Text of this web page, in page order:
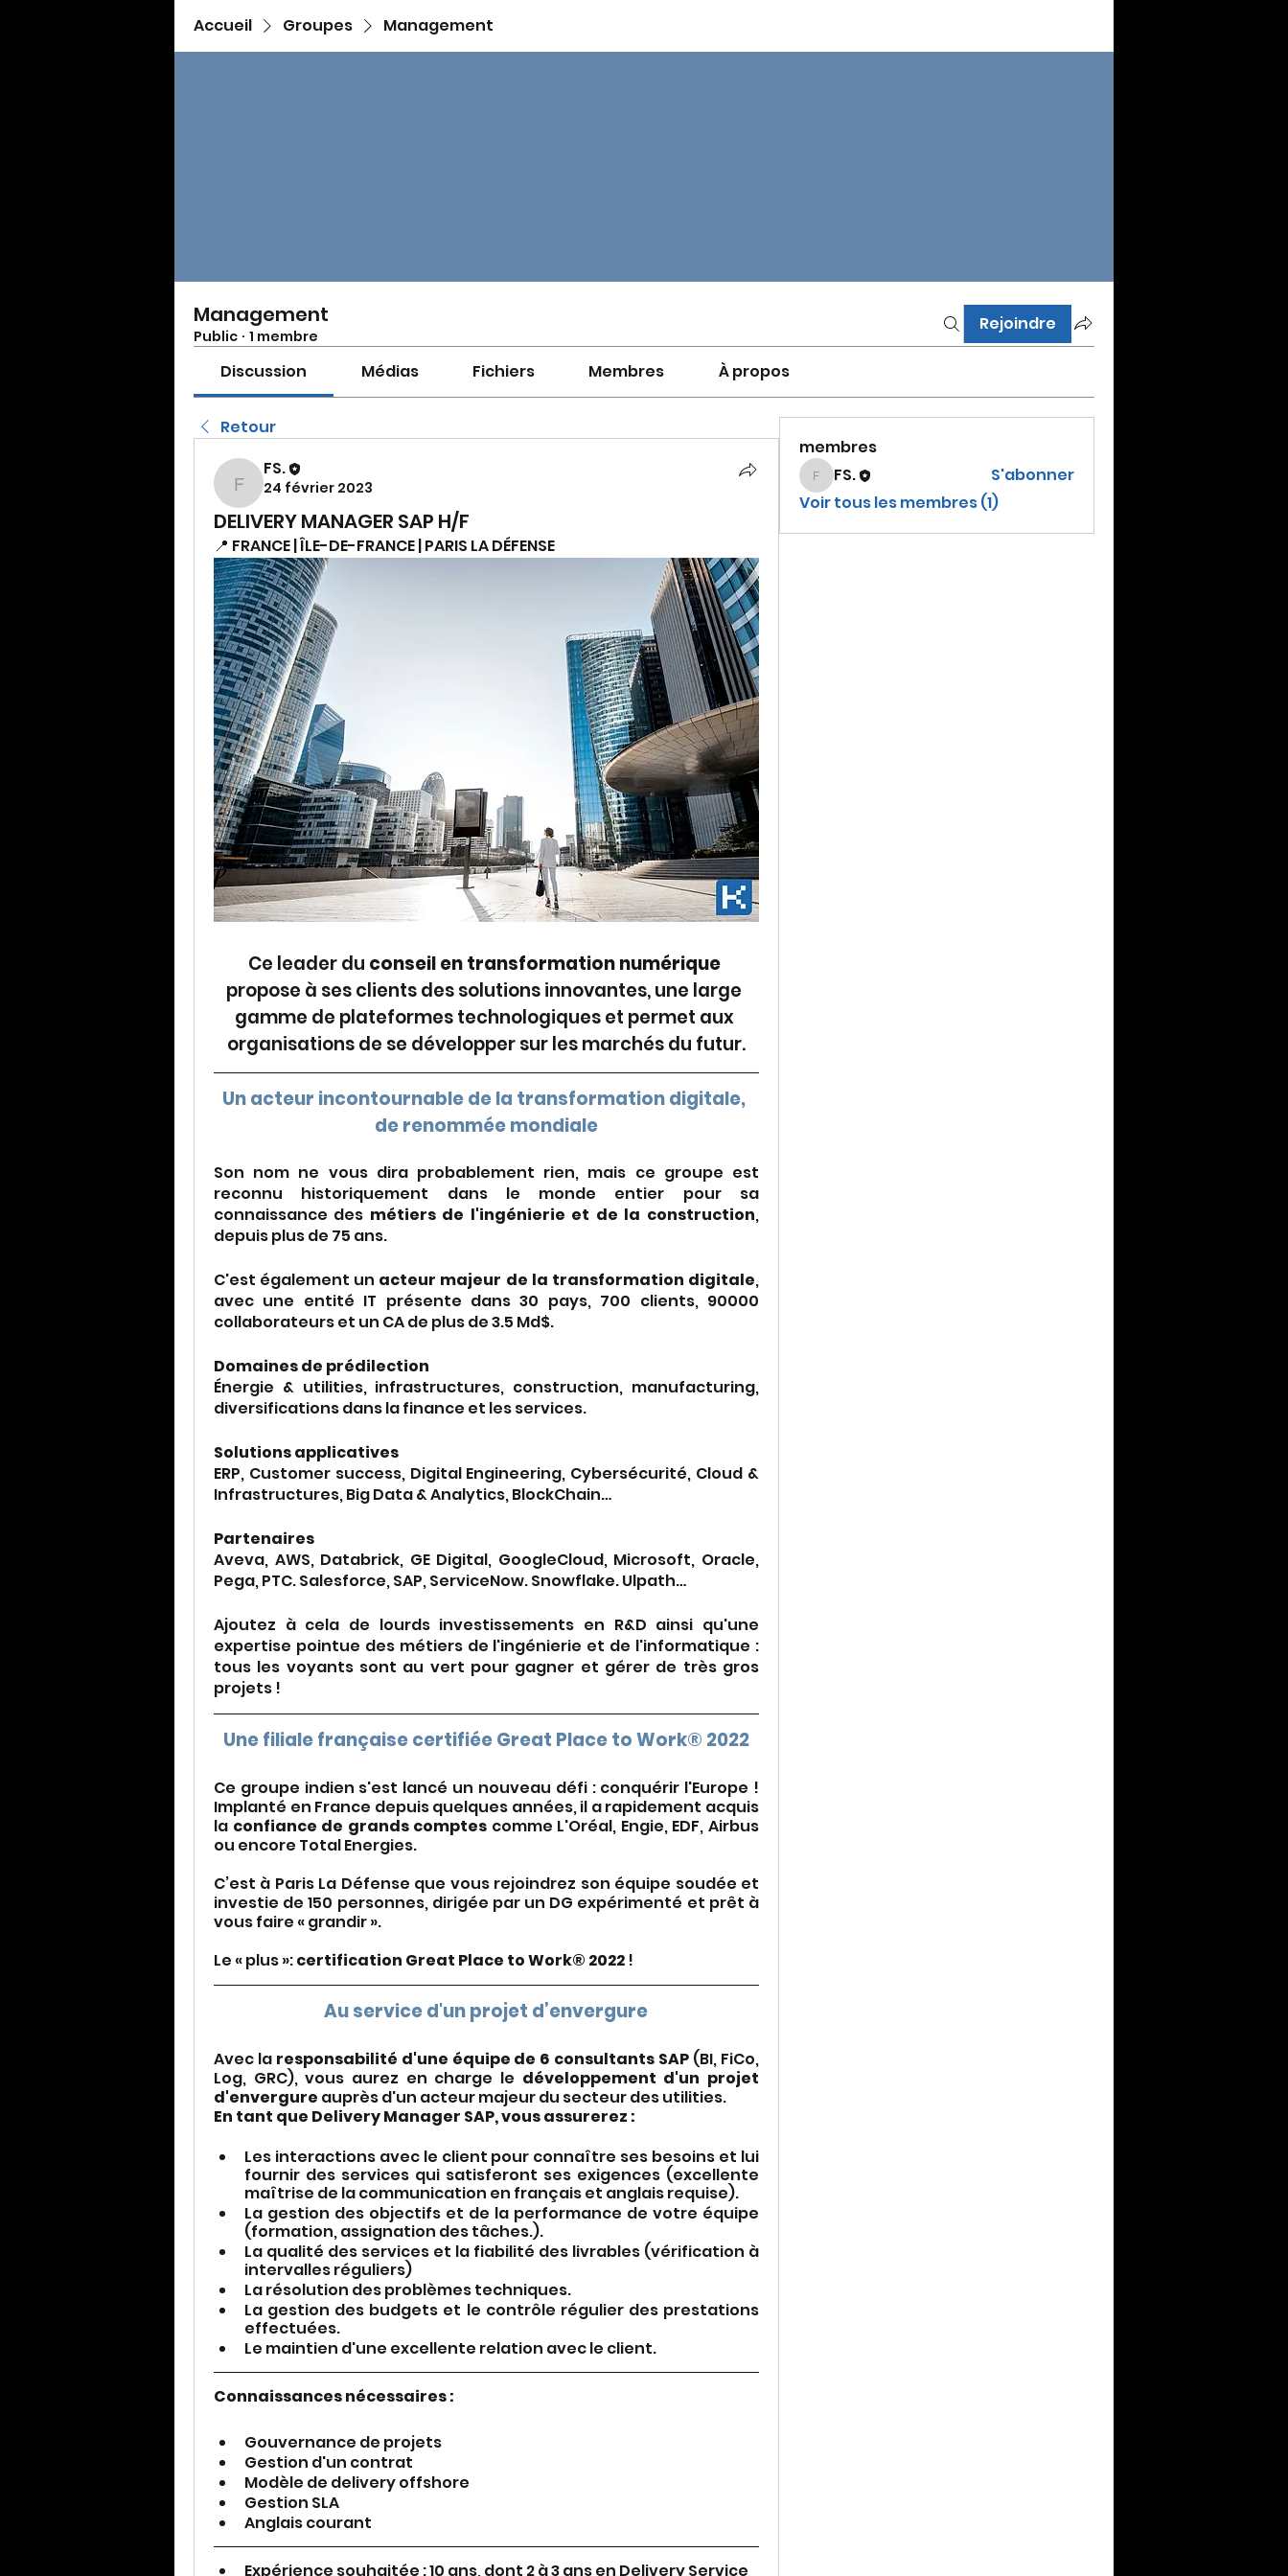
Accueil Groupes Management
Management
Public · 1 membre
Rejoindre
Discussion Médias Fichiers Membres À propos
Retour
FS.
FS.
24 février 2023
DELIVERY MANAGER SAP H/F
📍 FRANCE | ÎLE-DE-FRANCE | PARIS LA DÉFENSE
Ce leader du conseil en transformation numérique
propose à ses clients des solutions innovantes, une large
gamme de plateformes technologiques et permet aux
organisations de se développer sur les marchés du futur.
Un acteur incontournable de la transformation digitale,
de renommée mondiale
Son nom ne vous dira probablement rien, mais ce groupe est
reconnu historiquement dans le monde entier pour sa
connaissance des métiers de l'ingénierie et de la construction,
depuis plus de 75 ans.
C'est également un acteur majeur de la transformation digitale,
avec une entité IT présente dans 30 pays, 700 clients, 90000
collaborateurs et un CA de plus de 3.5 Md$.
Domaines de prédilection
Énergie & utilities, infrastructures, construction, manufacturing,
diversifications dans la finance et les services.
Solutions applicatives
ERP, Customer success, Digital Engineering, Cybersécurité, Cloud &
Infrastructures, Big Data & Analytics, BlockChain…
Partenaires
Aveva, AWS, Databrick, GE Digital, GoogleCloud, Microsoft, Oracle,
Pega, PTC. Salesforce, SAP, ServiceNow. Snowflake. Ulpath…
Ajoutez à cela de lourds investissements en R&D ainsi qu'une
expertise pointue des métiers de l'ingénierie et de l'informatique :
tous les voyants sont au vert pour gagner et gérer de très gros
projets !
Une filiale française certifiée Great Place to Work® 2022
Ce groupe indien s'est lancé un nouveau défi : conquérir l'Europe !
Implanté en France depuis quelques années, il a rapidement acquis
la confiance de grands comptes comme L'Oréal, Engie, EDF, Airbus
ou encore Total Energies.
C’est à Paris La Défense que vous rejoindrez son équipe soudée et
investie de 150 personnes, dirigée par un DG expérimenté et prêt à
vous faire « grandir ».
Le « plus »: certification Great Place to Work® 2022 !
Au service d'un projet d’envergure
Avec la responsabilité d'une équipe de 6 consultants SAP (BI, FiCo,
Log, GRC), vous aurez en charge le développement d'un projet
d'envergure auprès d'un acteur majeur du secteur des utilities.
En tant que Delivery Manager SAP, vous assurerez :
Les interactions avec le client pour connaître ses besoins et lui
fournir des services qui satisferont ses exigences (excellente
maîtrise de la communication en français et anglais requise).
La gestion des objectifs et de la performance de votre équipe
(formation, assignation des tâches.).
La qualité des services et la fiabilité des livrables (vérification à
intervalles réguliers)
La résolution des problèmes techniques.
La gestion des budgets et le contrôle régulier des prestations
effectuées.
Le maintien d'une excellente relation avec le client.
Connaissances nécessaires :
Gouvernance de projets
Gestion d'un contrat
Modèle de delivery offshore
Gestion SLA
Anglais courant
Expérience souhaitée : 10 ans, dont 2 à 3 ans en Delivery Service
membres
FS.FS.
S'abonner
Voir tous les membres (1)